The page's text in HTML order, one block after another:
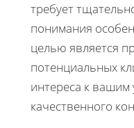
требует
понимания
целью является
потенциальных
интереса к
качественного